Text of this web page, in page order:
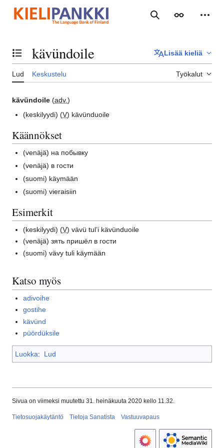
sisältöön
Haku Ulkoasu
Vaihda sisällysluettelo
kävündoile Lisää kieliä
Lud Keskustelu Työkalut
kävündoile (adv.)
(keskilyydi)(V) kävünduoile
Käännökset
(venäjä) на побывку
(venäjä) в гости
(suomi) käymään
(suomi)vieraisiin
Esimerkit
(keskilyydi)(V) vävü tul’i kävünduoile
(venäjä)зять пришёл в гости
(suomi)vävy tuli käymään
Katso myös
adivoihe
gostihe
kävünd
püördüksile
Luokka: Lud
Sivua on viimeksi muutettu 31. heinäkuuta 2020 kello 11.32.
Tietosuojakäytäntö Tietoja Sanatista Vastuuvapaus